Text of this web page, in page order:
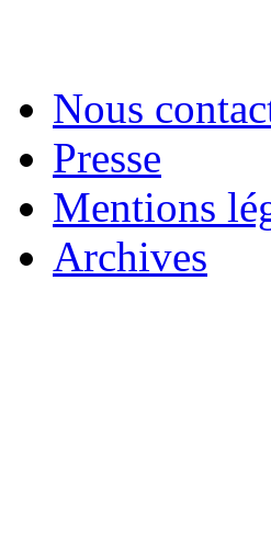
Nous
Presse
Mentions
Archives